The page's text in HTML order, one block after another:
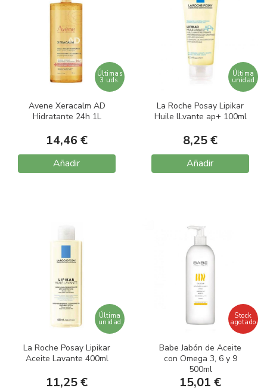
Últimas
3 uds.
Avene Xeracalm AD
Hidratante 24h 1L
14,46 €
Añadir
Última
unidad
La Roche Posay Lipikar
Huile lLvante ap+ 100ml
8,25 €
Añadir
Última
unidad
La Roche Posay Lipikar
Aceite Lavante 400ml
11,25 €
Stock
agotado
Babe Jabón de Aceite
con Omega 3, 6 y 9
500ml
15,01 €